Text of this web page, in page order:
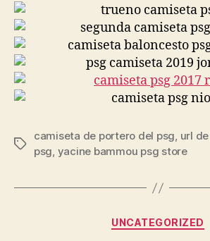
Etiquetas
camiseta de portero del psg, url
psg, yacine bammou psg store
UNCATEGORIZED